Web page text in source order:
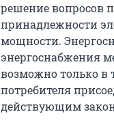
решение вопросов
принадлежности
мощности.
энергоснабжения
возможно только в
потребителя
действующим